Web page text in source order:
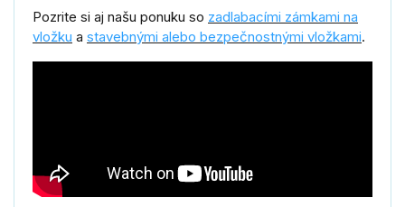
Pozrite si aj našu ponuku so zadlabacími zámkami na
vložku a stavebnými alebo bezpečnostnými vložkami.